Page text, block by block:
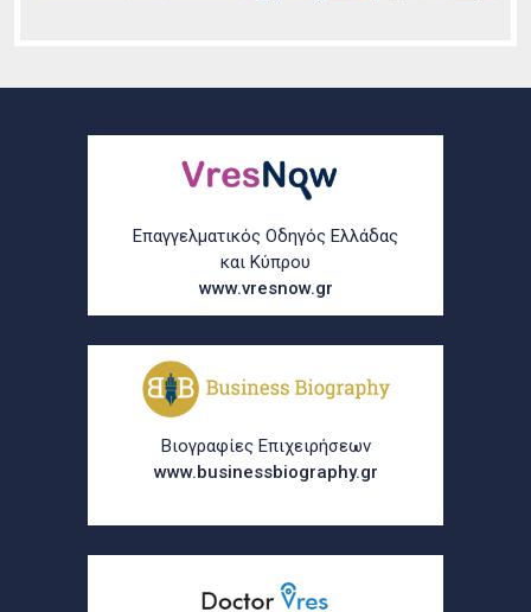
Επαγγελματικός Οδηγός Ελλάδας
και Κύπρου
www.vresnow.gr
Βιογραφίες Επιχειρήσεων
www.businessbiography.gr